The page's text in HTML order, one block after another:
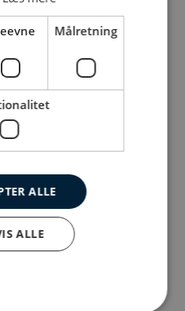
tale er et krav.
de er — også når det er
når kollegerne har brug
er en fordel — men
god start med ordentlig
— kontor, projekter, kunder
Målretning
ALLE
ALLE